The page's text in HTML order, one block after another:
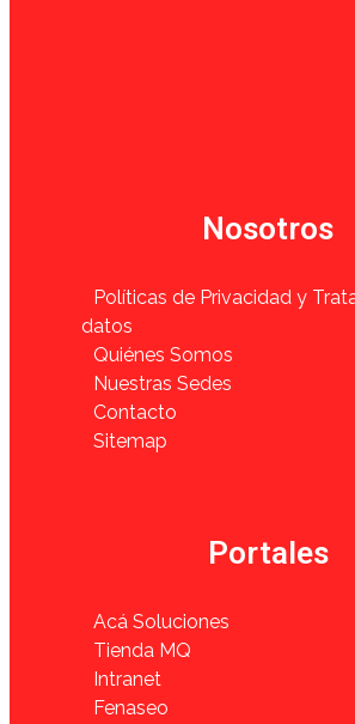
Nosotros
Políticas de Privacidad y
datos
Quiénes Somos
Nuestras Sedes
Contacto
Sitemap
Portales
Acá Soluciones
Tienda MQ
Intranet
Fenaseo